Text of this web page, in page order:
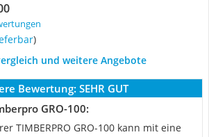
)
und weitere Angebote
Bewertung: SEHR GUT
GRO-100:
TIMBERPRO GRO-100 kann mit eine